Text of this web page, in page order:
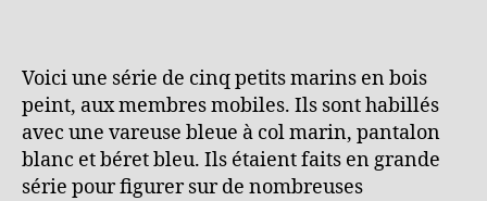
Voici une série de cinq petits marins en bois
peint, aux membres mobiles. Ils sont habillés
avec une vareuse bleue à col marin, pantalon
blanc et béret bleu. Ils étaient faits en grande
série pour figurer sur de nombreuses